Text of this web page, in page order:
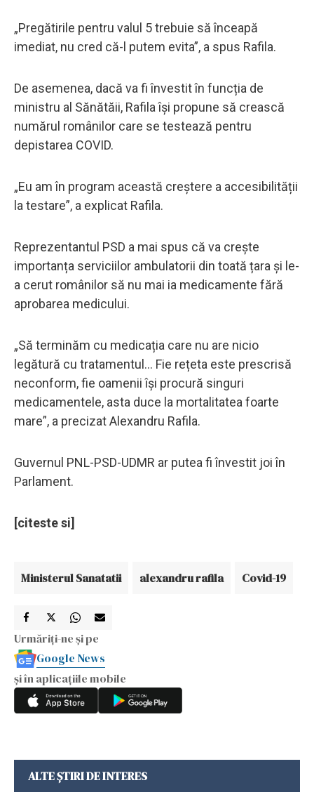
„Pregătirile pentru valul 5 trebuie să înceapă
imediat, nu cred că-l putem evita”, a spus Rafila.
De asemenea, dacă va fi învestit în funcția de
ministru al Sănătăii, Rafila își propune să crească
numărul românilor care se testează pentru
depistarea COVID.
„Eu am în program această creștere a accesibilității
la testare”, a explicat Rafila.
Reprezentantul PSD a mai spus că va crește
importanța serviciilor ambulatorii din toată țara și le-
a cerut românilor să nu mai ia medicamente fără
aprobarea medicului.
„Să terminăm cu medicația care nu are nicio
legătură cu tratamentul... Fie rețeta este prescrisă
neconform, fie oamenii își procură singuri
medicamentele, asta duce la mortalitatea foarte
mare”, a precizat Alexandru Rafila.
Guvernul PNL-PSD-UDMR ar putea fi învestit joi în
Parlament.
[citeste si]
Ministerul Sanatatii alexandru rafila Covid-19
Urmăriți-ne și pe
Google News
și în aplicațiile mobile
ALTE ȘTIRI DE INTERES